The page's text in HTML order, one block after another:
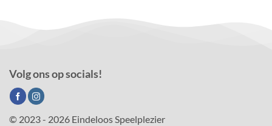
Volg ons op socials!
© 2023 - 2026 Eindeloos Speelplezier